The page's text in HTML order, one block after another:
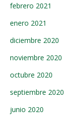
febrero 2021
enero 2021
diciembre 2020
noviembre 2020
octubre 2020
septiembre 2020
junio 2020